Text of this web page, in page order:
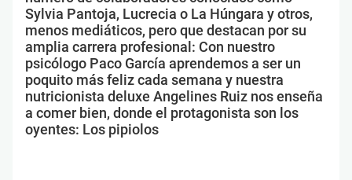
Sylvia Pantoja, Lucrecia o La Húngara y otros,
menos mediáticos, pero que destacan por su
amplia carrera profesional: Con nuestro
psicólogo Paco García aprendemos a ser un
poquito más feliz cada semana y nuestra
nutricionista deluxe Angelines Ruiz nos enseña
a comer bien, donde el protagonista son los
oyentes: Los pipiolos